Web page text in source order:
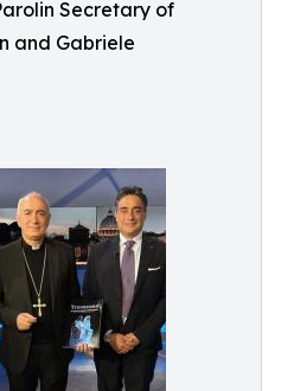
Secretary of
and Gabriele